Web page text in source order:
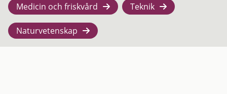
Medicin och friskvård Teknik
Naturvetenskap